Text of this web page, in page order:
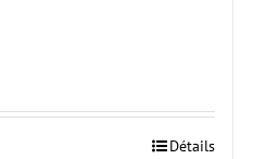
Détails